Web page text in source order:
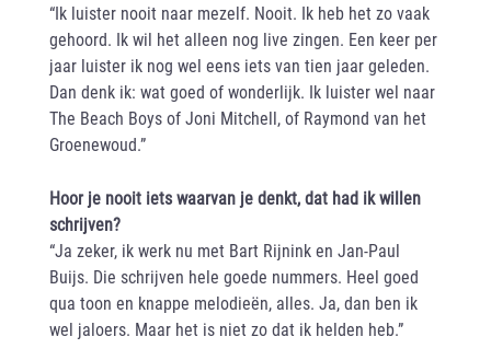
“Ik luister nooit naar mezelf. Nooit. Ik heb het zo vaak
gehoord. Ik wil het alleen nog live zingen. Een keer per
jaar luister ik nog wel eens iets van tien jaar geleden.
Dan denk ik: wat goed of wonderlijk. Ik luister wel naar
The Beach Boys of Joni Mitchell, of Raymond van het
Groenewoud.”
Hoor je nooit iets waarvan je denkt, dat had ik willen
schrijven?
“Ja zeker, ik werk nu met Bart Rijnink en Jan-Paul
Buijs. Die schrijven hele goede nummers. Heel goed
qua toon en knappe melodieën, alles. Ja, dan ben ik
wel jaloers. Maar het is niet zo dat ik helden heb.”